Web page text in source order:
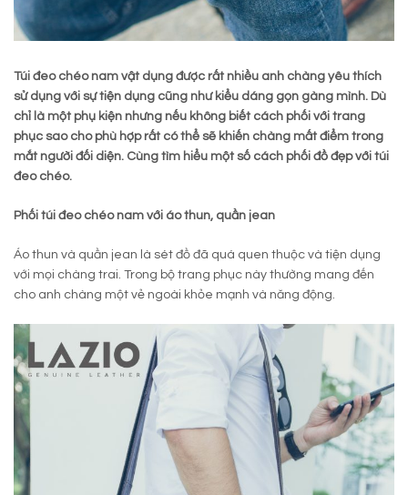
Túi đeo chéo nam vật dụng được rất nhiều anh chàng yêu thích
sử dụng với sự tiện dụng cũng như kiểu dáng gọn gàng mình. Dù
chỉ là một phụ kiện nhưng nếu không biết cách phối với trang
phục sao cho phù hợp rất có thể sẽ khiến chàng mất điểm trong
mắt người đối diện. Cùng tìm hiểu một số cách phối đồ đẹp với túi
đeo chéo.
Phối túi đeo chéo nam với áo thun, quần jean
Áo thun và quần jean là sét đồ đã quá quen thuộc và tiện dụng
với mọi chàng trai. Trong bộ trang phục này thường mang đến
cho anh chàng một vẻ ngoài khỏe mạnh và năng động.